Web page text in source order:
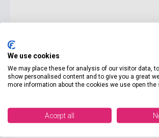
We use cookies
We may place these for analysis of our visitor data,
show personalised content and to give you a great
more information about the cookies we use open the
Accept all